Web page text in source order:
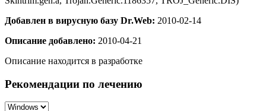
Добавлен в вирусную базу Dr.Web: 2010-02-14
Описание добавлено: 2010-04-21
Описание находится в разработке
Рекомендации по лечению